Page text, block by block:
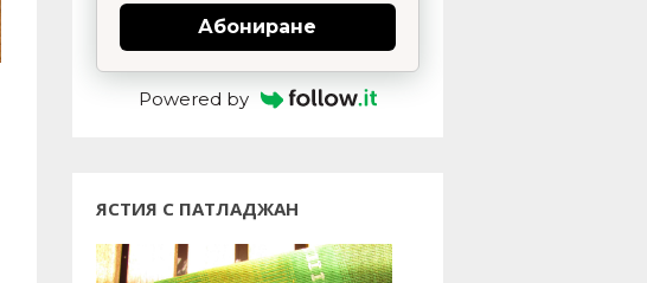
Абониране
Powered by
ЯСТИЯ С ПАТЛАДЖАН